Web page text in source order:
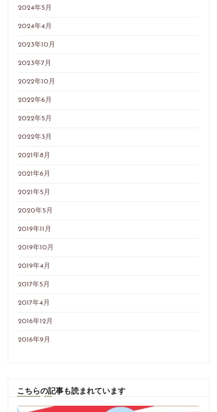
2024年5月
2024年4月
2023年10月
2023年7月
2022年10月
2022年6月
2022年5月
2022年3月
2021年8月
2021年6月
2021年5月
2020年5月
2019年11月
2019年10月
2019年4月
2017年5月
2017年4月
2016年12月
2016年9月
こちらの記事も読まれています